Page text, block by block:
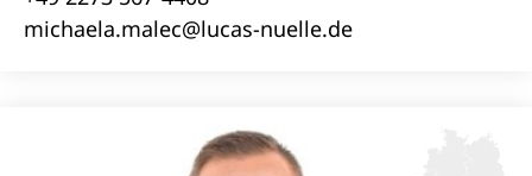
michaela.malec@lucas-nuelle.de